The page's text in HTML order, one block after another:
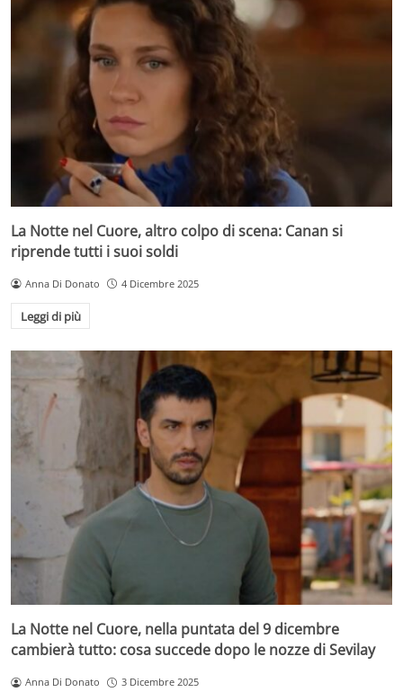
La Notte nel Cuore, altro colpo di scena: Canan si
riprende tutti i suoi soldi
Anna Di Donato 4 Dicembre 2025
Leggi di più
La Notte nel Cuore, nella puntata del 9 dicembre
cambierà tutto: cosa succede dopo le nozze di Sevilay
Anna Di Donato 3 Dicembre 2025